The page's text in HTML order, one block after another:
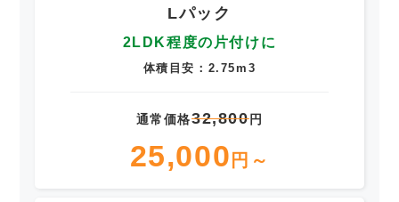
Lパック
2LDK程度の片付けに
体積目安：2.75m3
通常価格32,800円
25,000 円～